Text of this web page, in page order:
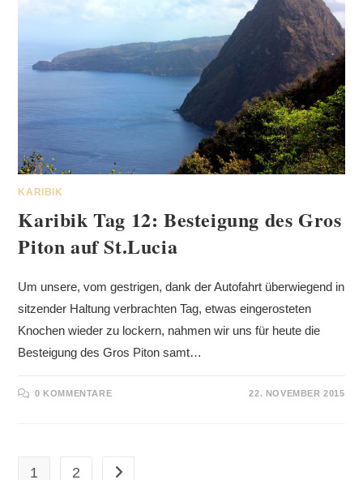
KARIBIK
Karibik Tag 12: Besteigung des Gros
Piton auf St.Lucia
Um unsere, vom gestrigen, dank der Autofahrt überwiegend in
sitzender Haltung verbrachten Tag, etwas eingerosteten
Knochen wieder zu lockern, nahmen wir uns für heute die
Besteigung des Gros Piton samt…
0 KOMMENTARE 22. NOVEMBER 2015
1 2 Zur nächsten Seite